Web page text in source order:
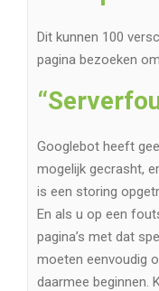
Dit kunnen 100
pagina bezoeken
Googlebot heeft
mogelijk gecrasht,
is een storing
En als u op een
pagina’s met dat
moeten eenvoudig
daarmee beginnen.